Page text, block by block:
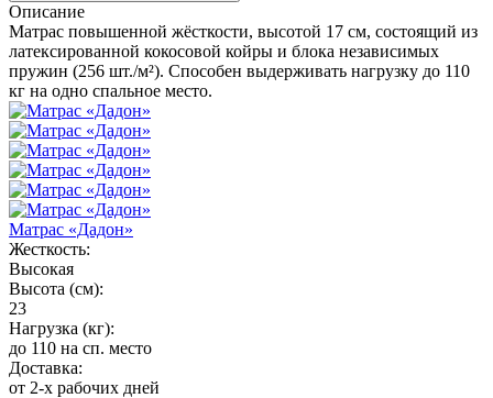
Описание
Матрас повышенной жёсткости, высотой 17 см, состоящий из
латексированной кокосовой койры и блока независимых
пружин (256 шт./м²). Способен выдерживать нагрузку до 110
кг на одно спальное место.
Матрас «Дадон»
Жесткость:
Высокая
Высота (см):
23
Нагрузка (кг):
до 110 на сп. место
Доставка:
от 2-х рабочих дней